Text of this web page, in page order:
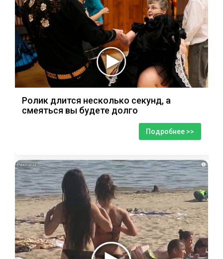
Ролик длится несколько секунд, а
смеяться вы будете долго
Подробнее >>
i